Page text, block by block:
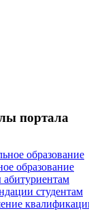
портала
образование
образование
студентам